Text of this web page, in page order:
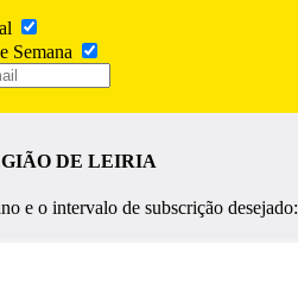
Semana
DE LEIRIA
e o intervalo de subscrição desejado: